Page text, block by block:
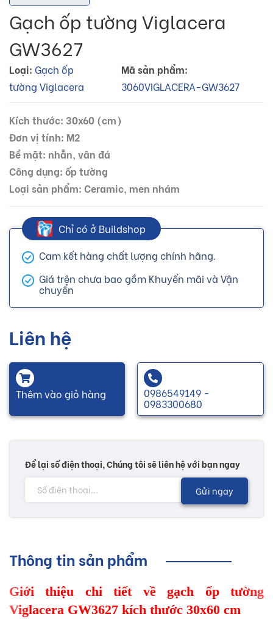
Gạch ốp tường Viglacera
GW3627
Loại: Gạch ốp
tường Viglacera
Mã sản phẩm:
3060VIGLACERA-GW3627
Kích thước: 30x60 (cm)
Đơn vị tính: M2
Bề mặt: nhẵn, vân đá
Công dụng: ốp tường
Loại sản phẩm: Ceramic, men nhám
Chỉ có ở Buildshop
Cam kết hàng chất lượng chính hãng.
Giá trên chưa bao gồm Khuyến mãi và Vận
chuyển
Liên hệ
Thêm vào giỏ hàng 0986549149 -
0983300680
Để lại số điện thoại, Chúng tôi sẽ liên hệ với bạn ngay
Gửi ngay
Thông tin sản phẩm
Giới thiệu chi tiết về gạch ốp tường
Viglacera GW3627 kích thước 30x60 cm